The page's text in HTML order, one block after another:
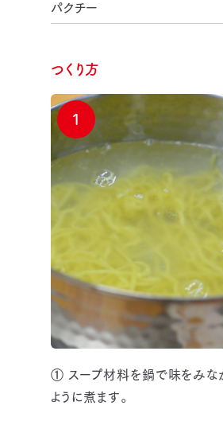
パクチー
つくり方
① スープ材料を鍋で味をみな
ように煮ます。
1